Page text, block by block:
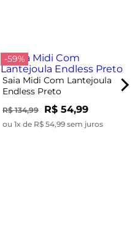
-59%
Saia Midi Com Lantejoula
Endless Preto
R$ 134,99 R$ 54,99
ou 1x de R$ 54,99 sem juros